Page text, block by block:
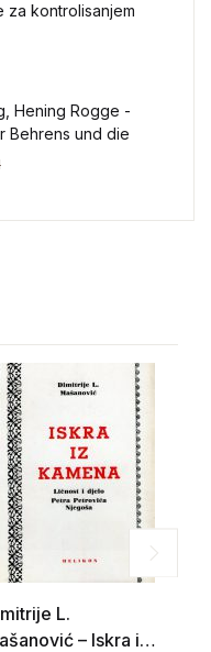
kontrolisanjem
Hening Rogge -
Behrens und die
L.
– Iskra iz